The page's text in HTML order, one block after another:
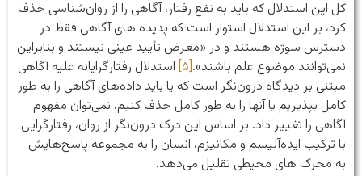
کل این استدلال که باید به نفع رفتار، آگاهی را از روان‌شناسی حذف
کرد، بر این استدلال استوار است که پدیده های آگاهی فقط در
دسترس سوژه هستند و در «معرض تأیید عینی نیستند و بنابراین
نمی‌توانند موضوع علم باشند».[۵]
استدلال رفتارگرایانه علیه آگاهی
مبتنی بر دیدگاه درون‌نگر است که یا باید داده‌های آگاهی را به طور
کامل بپذیریم یا آنها را به طور کامل حذف کنیم. نمی‌توان مفهوم
آگاهی را تغییر داد. بر اساس این درک درون‌نگر از روان، رفتارگرایی
با ترکیب ایده‌آلیسم و مکانیزم، انسان را به مجموعه پاسخ‌هایش
به محرک های محیطی تقلیل می‌دهد.